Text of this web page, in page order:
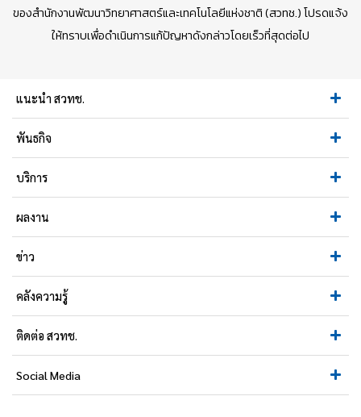
ของสำนักงานพัฒนาวิทยาศาสตร์และเทคโนโลยีแห่งชาติ (สวทช.) โปรดแจ้ง
ให้ทราบเพื่อดำเนินการแก้ปัญหาดังกล่าวโดยเร็วที่สุดต่อไป
แนะนำ สวทช.
พันธกิจ
บริการ
ผลงาน
ข่าว
คลังความรู้
ติดต่อ สวทช.
Social Media